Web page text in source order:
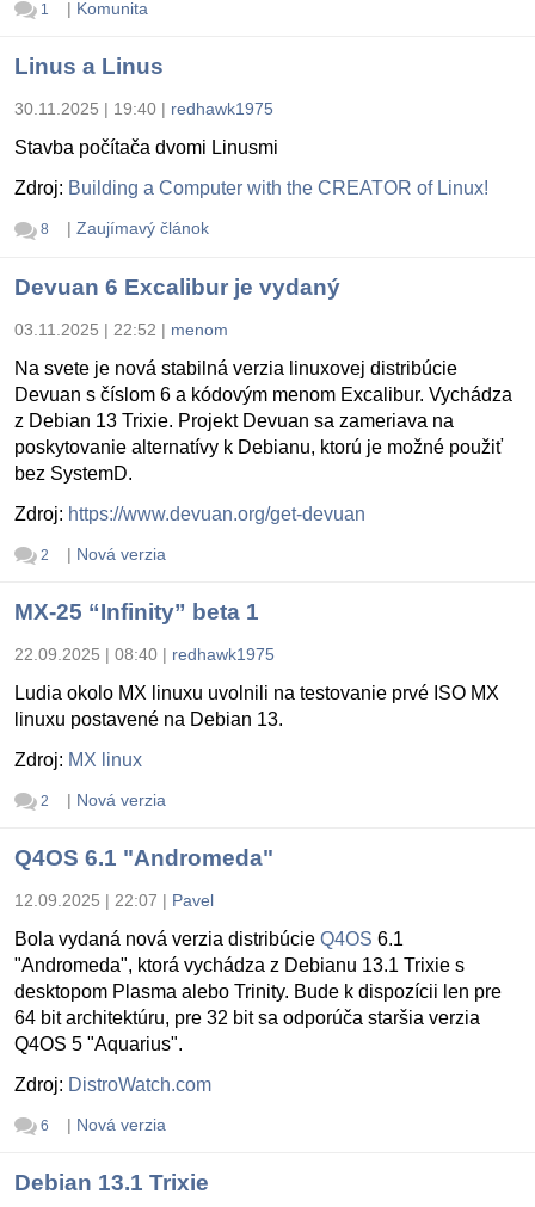
1 | Komunita
Linus a Linus
30.11.2025 | 19:40 | redhawk1975
Stavba počítača dvomi Linusmi
Zdroj: Building a Computer with the CREATOR of Linux!
8 | Zaujímavý článok
Devuan 6 Excalibur je vydaný
03.11.2025 | 22:52 | menom
Na svete je nová stabilná verzia linuxovej distribúcie
Devuan s číslom 6 a kódovým menom Excalibur. Vychádza
z Debian 13 Trixie. Projekt Devuan sa zameriava na
poskytovanie alternatívy k Debianu, ktorú je možné použiť
bez SystemD.
Zdroj: https://www.devuan.org/get-devuan
2 | Nová verzia
MX-25 “Infinity” beta 1
22.09.2025 | 08:40 | redhawk1975
Ludia okolo MX linuxu uvolnili na testovanie prvé ISO MX
linuxu postavené na Debian 13.
Zdroj: MX linux
2 | Nová verzia
Q4OS 6.1 "Andromeda"
12.09.2025 | 22:07 | Pavel
Bola vydaná nová verzia distribúcie Q4OS 6.1
"Andromeda", ktorá vychádza z Debianu 13.1 Trixie s
desktopom Plasma alebo Trinity. Bude k dispozícii len pre
64 bit architektúru, pre 32 bit sa odporúča staršia verzia
Q4OS 5 "Aquarius".
Zdroj: DistroWatch.com
6 | Nová verzia
Debian 13.1 Trixie